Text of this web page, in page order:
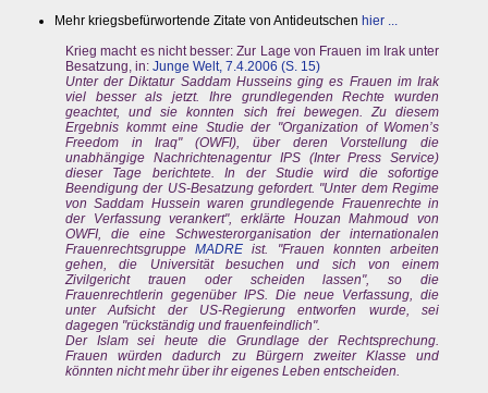
Mehr kriegsbefürwortende Zitate von Antideutschen hier ...
Krieg macht es nicht besser: Zur Lage von Frauen im Irak unter
Besatzung, in: Junge Welt, 7.4.2006 (S. 15)
Unter der Diktatur Saddam Husseins ging es Frauen im Irak
viel besser als jetzt. Ihre grundlegenden Rechte wurden
geachtet, und sie konnten sich frei bewegen. Zu diesem
Ergebnis kommt eine Studie der "Organization of Women’s
Freedom in Iraq" (OWFI), über deren Vorstellung die
unabhängige Nachrichtenagentur IPS (Inter Press Service)
dieser Tage berichtete. In der Studie wird die sofortige
Beendigung der US-Besatzung gefordert. "Unter dem Regime
von Saddam Hussein waren grundlegende Frauenrechte in
der Verfassung verankert", erklärte Houzan Mahmoud von
OWFI, die eine Schwesterorganisation der internationalen
FrauenrechtsgruppeMADRE ist. "Frauen konnten arbeiten
gehen, die Universität besuchen und sich von einem
Zivilgericht trauen oder scheiden lassen", so die
Frauenrechtlerin gegenüber IPS. Die neue Verfassung, die
unter Aufsicht der US-Regierung entworfen wurde, sei
dagegen "rückständig und frauenfeindlich".
Der Islam sei heute die Grundlage der Rechtsprechung.
Frauen würden dadurch zu Bürgern zweiter Klasse und
könnten nicht mehr über ihr eigenes Leben entscheiden.